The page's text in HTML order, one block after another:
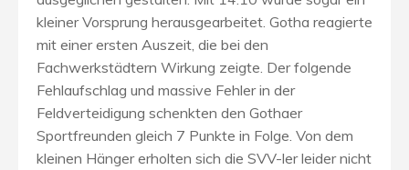
kleiner Vorsprung herausgearbeitet. Gotha reagierte
mit einer ersten Auszeit, die bei den
Fachwerkstädtern Wirkung zeigte. Der folgende
Fehlaufschlag und massive Fehler in der
Feldverteidigung schenkten den Gothaer
Sportfreunden gleich 7 Punkte in Folge. Von dem
kleinen Hänger erholten sich die SVV-ler leider nicht